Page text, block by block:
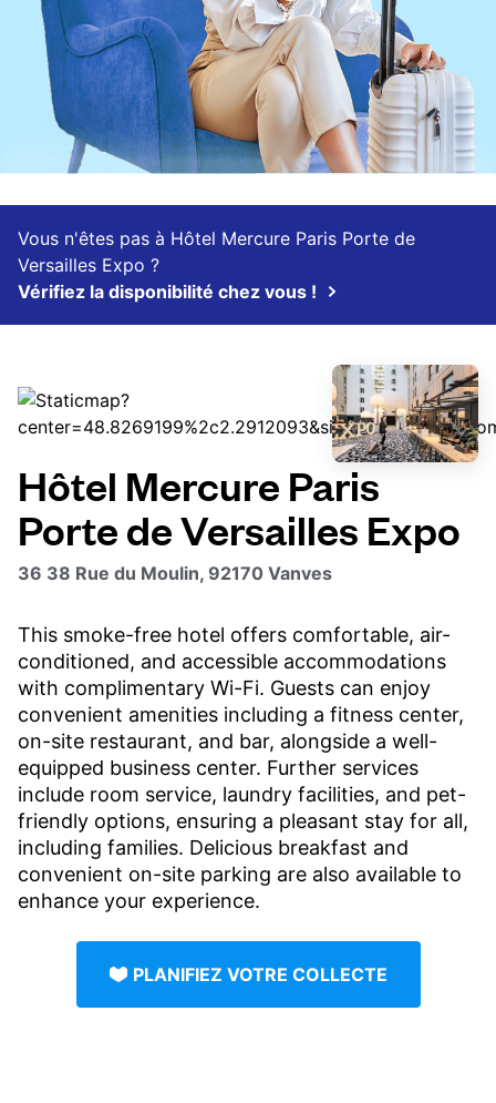
Vous n'êtes pas à Hôtel Mercure Paris Porte de
Versailles Expo ?
Vérifiez la disponibilité chez vous !
Hôtel Mercure Paris
Porte de Versailles Expo
36 38 Rue du Moulin, 92170 Vanves
This smoke-free hotel offers comfortable, air-
conditioned, and accessible accommodations
with complimentary Wi-Fi. Guests can enjoy
convenient amenities including a fitness center,
on-site restaurant, and bar, alongside a well-
equipped business center. Further services
include room service, laundry facilities, and pet-
friendly options, ensuring a pleasant stay for all,
including families. Delicious breakfast and
convenient on-site parking are also available to
enhance your experience.
PLANIFIEZ VOTRE COLLECTE